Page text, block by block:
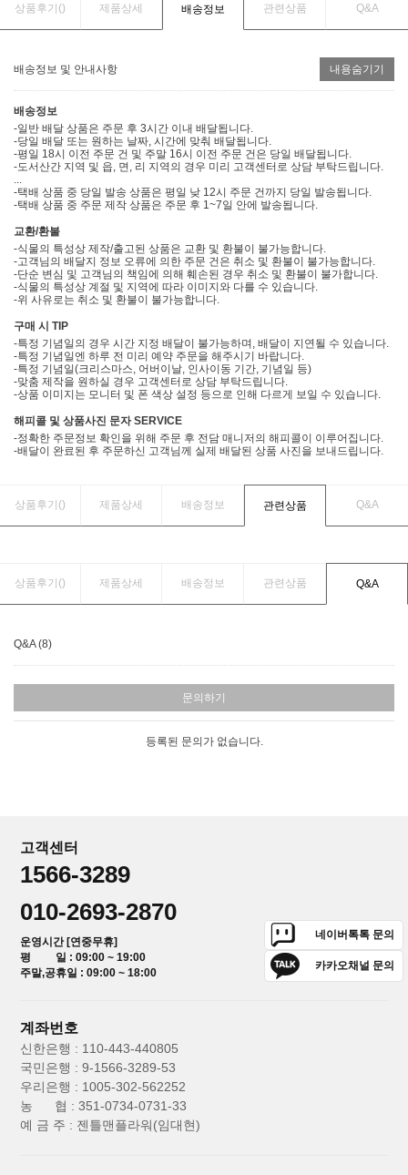
상품후기() 제품상세 배송정보 관련상품 Q&A
배송정보 및 안내사항 내용숨기기
배송정보
-일반 배달 상품은 주문 후 3시간 이내 배달됩니다.
-당일 배달 또는 원하는 날짜, 시간에 맞춰 배달됩니다.
-평일 18시 이전 주문 건 및 주말 16시 이전 주문 건은 당일 배달됩니다.
-도서산간 지역 및 읍, 면, 리 지역의 경우 미리 고객센터로 상담 부탁드립니다.
-택배 상품 중 당일 발송 상품은 평일 낮 12시 주문 건까지 당일 발송됩니다.
-택배 상품 중 주문 제작 상품은 주문 후 1~7일 안에 발송됩니다.
교환/환불
-식물의 특성상 제작/출고된 상품은 교환 및 환불이 불가능합니다.
-고객님의 배달지 정보 오류에 의한 주문 건은 취소 및 환불이 불가능합니다.
-단순 변심 및 고객님의 책임에 의해 훼손된 경우 취소 및 환불이 불가합니다.
-식물의 특성상 계절 및 지역에 따라 이미지와 다를 수 있습니다.
-위 사유로는 취소 및 환불이 불가능합니다.
구매 시 TIP
-특정 기념일의 경우 시간 지정 배달이 불가능하며, 배달이 지연될 수 있습니다.
-특정 기념일엔 하루 전 미리 예약 주문을 해주시기 바랍니다.
-특정 기념일(크리스마스, 어버이날, 인사이동 기간, 기념일 등)
-맞춤 제작을 원하실 경우 고객센터로 상담 부탁드립니다.
-상품 이미지는 모니터 및 폰 색상 설정 등으로 인해 다르게 보일 수 있습니다.
해피콜 및 상품사진 문자 SERVICE
-정확한 주문정보 확인을 위해 주문 후 전담 매니저의 해피콜이 이루어집니다.
-배달이 완료된 후 주문하신 고객님께 실제 배달된 상품 사진을 보내드립니다.
상품후기() 제품상세 배송정보 관련상품 Q&A
상품후기() 제품상세 배송정보 관련상품 Q&A
Q&A (8)
문의하기
등록된 문의가 없습니다.
고객센터
1566-3289
010-2693-2870
운영시간 [연중무휴]
평 일 : 09:00 ~ 19:00
주말,공휴일 : 09:00 ~ 18:00
네이버톡톡 문의
카카오채널 문의
계좌번호
신한은행 : 110-443-440805
국민은행 : 9-1566-3289-53
우리은행 : 1005-302-562252
농 협 : 351-0734-0731-33
예 금 주 : 젠틀맨플라워(임대현)